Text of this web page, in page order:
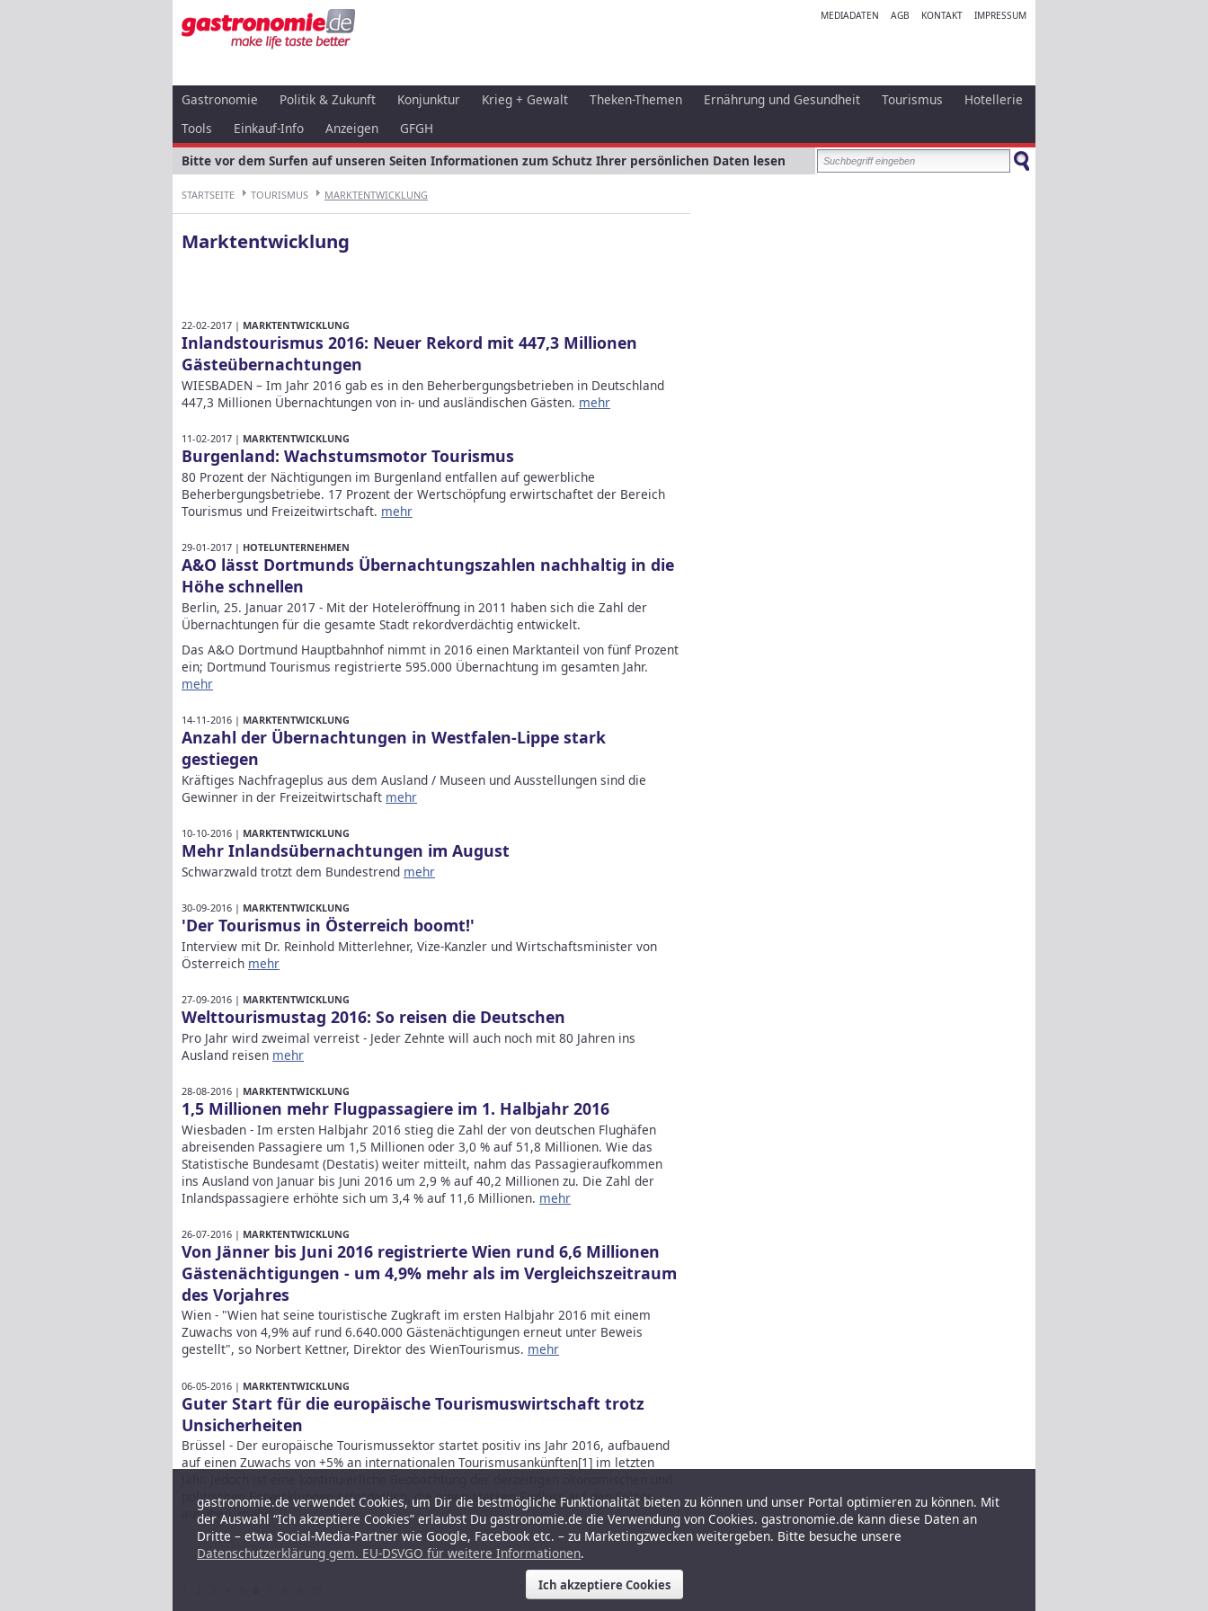
MEDIADATEN AGB KONTAKT IMPRESSUM
Gastronomie Politik & Zukunft Konjunktur Krieg + Gewalt Theken-Themen Ernährung und Gesundheit Tourismus
Hotellerie
Tools
Einkauf-Info Anzeigen
GFGH
Bitte vor dem Surfen auf unseren Seiten Informationen zum Schutz Ihrer persönlichen Daten lesen
STARTSEITE TOURISMUS MARKTENTWICKLUNG
Marktentwicklung
22-02-2017 | MARKTENTWICKLUNG
Inlandstourismus 2016: Neuer Rekord mit 447,3 Millionen
Gäste­über­nachtungen
WIESBADEN – Im Jahr 2016 gab es in den Beherbergungsbetrieben in Deutschland
447,3 Millionen Übernachtungen von in- und ausländischen Gästen. mehr
11-02-2017 | MARKTENTWICKLUNG
Burgenland: Wachstumsmotor Tourismus
80 Prozent der Nächtigungen im Burgenland entfallen auf gewerbliche
Beherbergungsbetriebe. 17 Prozent der Wertschöpfung erwirtschaftet der Bereich
Tourismus und Freizeitwirtschaft. mehr
29-01-2017 | HOTELUNTERNEHMEN
A&O lässt Dortmunds Übernachtungszahlen nachhaltig in die
Höhe schnellen
Berlin, 25. Januar 2017 - Mit der Hoteleröffnung in 2011 haben sich die Zahl der
Übernachtungen für die gesamte Stadt rekordverdächtig entwickelt.
Das A&O Dortmund Hauptbahnhof nimmt in 2016 einen Marktanteil von fünf Prozent
ein; Dortmund Tourismus registrierte 595.000 Übernachtung im gesamten Jahr.
mehr
14-11-2016 | MARKTENTWICKLUNG
Anzahl der Übernachtungen in Westfalen-Lippe stark
gestiegen
Kräftiges Nachfrageplus aus dem Ausland / Museen und Ausstellungen sind die
Gewinner in der Freizeitwirtschaft mehr
10-10-2016 | MARKTENTWICKLUNG
Mehr Inlandsübernachtungen im August
Schwarzwald trotzt dem Bundestrend mehr
30-09-2016 | MARKTENTWICKLUNG
'Der Tourismus in Österreich boomt!'
Interview mit Dr. Reinhold Mitterlehner, Vize-Kanzler und Wirtschaftsminister von
Österreich mehr
27-09-2016 | MARKTENTWICKLUNG
Welttourismustag 2016: So reisen die Deutschen
Pro Jahr wird zweimal verreist - Jeder Zehnte will auch noch mit 80 Jahren ins
Ausland reisen mehr
28-08-2016 | MARKTENTWICKLUNG
1,5 Millionen mehr Flugpassagiere im 1. Halbjahr 2016
Wiesbaden - Im ersten Halbjahr 2016 stieg die Zahl der von deutschen Flughäfen
abreisenden Passagiere um 1,5 Millionen oder 3,0 % auf 51,8 Millionen. Wie das
Statistische Bundesamt (Destatis) weiter mitteilt, nahm das Passagieraufkommen
ins Ausland von Januar bis Juni 2016 um 2,9 % auf 40,2 Millionen zu. Die Zahl der
Inlandspassagiere erhöhte sich um 3,4 % auf 11,6 Millionen. mehr
26-07-2016 | MARKTENTWICKLUNG
Von Jänner bis Juni 2016 registrierte Wien rund 6,6 Millionen
Gästenächtigungen - um 4,9% mehr als im Vergleichszeitraum
des Vorjahres
Wien - "Wien hat seine touristische Zugkraft im ersten Halbjahr 2016 mit einem
Zuwachs von 4,9% auf rund 6.640.000 Gästenächtigungen erneut unter Beweis
gestellt", so Norbert Kettner, Direktor des WienTourismus. mehr
06-05-2016 | MARKTENTWICKLUNG
Guter Start für die europäische Tourismuswirtschaft trotz
Unsicherheiten
Brüssel - Der europäische Tourismussektor startet positiv ins Jahr 2016, aufbauend
auf einen Zuwachs von +5% an internationalen Tourismusankünften[1] im letzten
politischen Entwicklungen erforderlich, die einen starken Einfluss auf den Sektor
ausüben.mehr
gastronomie.de verwendet Cookies, um Dir die bestmögliche Funktionalität bieten zu können und unser Portal optimieren zu können. Mit
der Auswahl “Ich akzeptiere Cookies” erlaubst Du gastronomie.de die Verwendung von Cookies. gastronomie.de kann diese Daten an
Dritte – etwa Social-Media-Partner wie Google, Facebook etc. – zu Marketingzwecken weitergeben. Bitte besuche unsere
Datenschutzerklärung gem. EU-DSVGO für weitere Informationen.
Ich akzeptiere Cookies